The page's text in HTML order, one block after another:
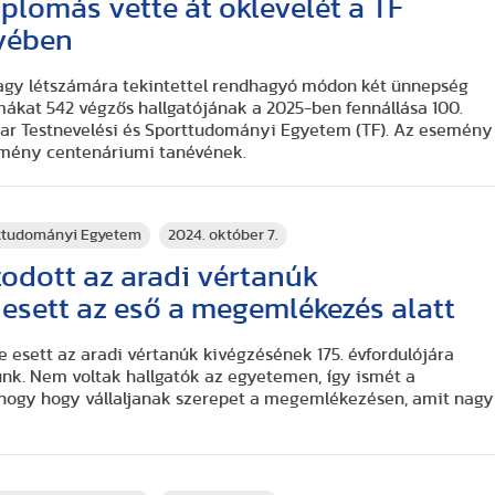
vette át oklevelét a TF
létszámára tekintettel rendhagyó módon két ünnepség
542 végzős hallgatójának a 2025-ben fennállása 100.
Testnevelési és Sporttudományi Egyetem (TF). Az esemény
centenáriumi tanévének.
Egyetem 2024. október 7.
az aradi vértanúk
az eső a megemlékezés alatt
esett az aradi vértanúk kivégzésének 175. évfordulójára
Nem voltak hallgatók az egyetemen, így ismét a
hogy vállaljanak szerepet a megemlékezésen, amit nagy